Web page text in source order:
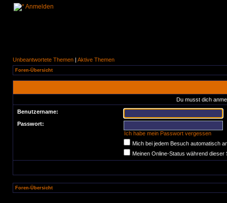
Anmelden
Unbeantwortete Themen | Aktive Themen
Foren-Übersicht
Du musst dich
Benutzername:
Passwort:
Ich habe mein Passwort vergessen
Mich bei jedem Besuch automatisch
Meinen Online-Status während dieser
Foren-Übersicht